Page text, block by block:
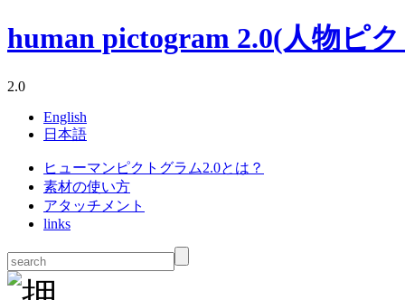
human pictogram 2.0(人物ピ
2.0
English
日本語
ヒューマンピクトグラム2.0とは？
素材の使い方
アタッチメント
links